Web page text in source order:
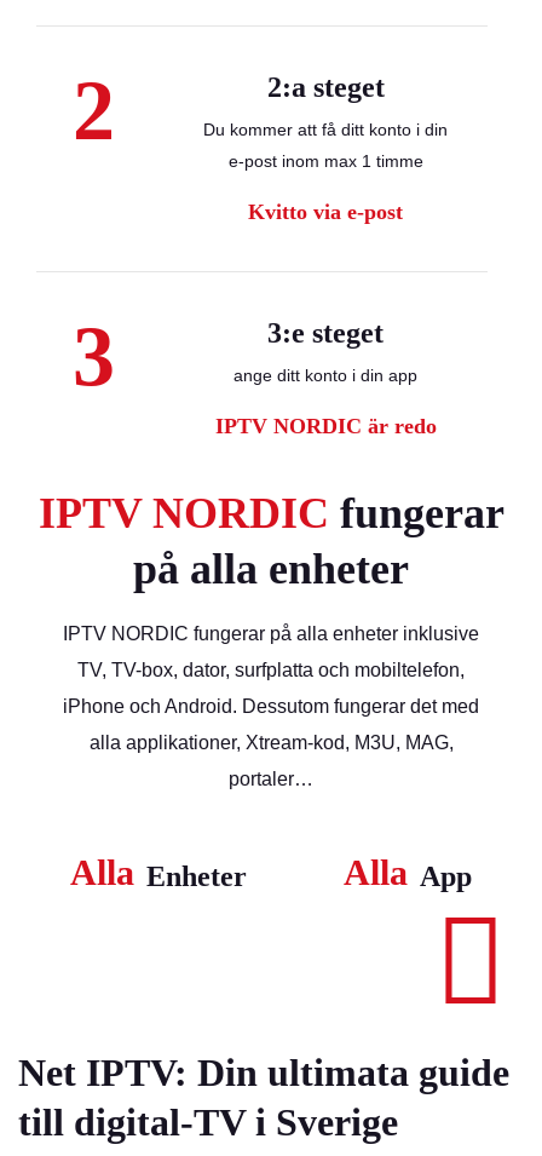
2 2:a steget
Du kommer att få ditt konto i din
e-post inom max 1 timme
Kvitto via e-post
3 3:e steget
ange ditt konto i din app
IPTV NORDIC är redo
IPTV NORDIC fungerar
på alla enheter
IPTV NORDIC fungerar på alla enheter inklusive
TV, TV-box, dator, surfplatta och mobiltelefon,
iPhone och Android. Dessutom fungerar det med
alla applikationer, Xtream-kod, M3U, MAG,
portaler…
Alla Enheter Alla App
Net IPTV: Din ultimata guide
till digital-TV i Sverige